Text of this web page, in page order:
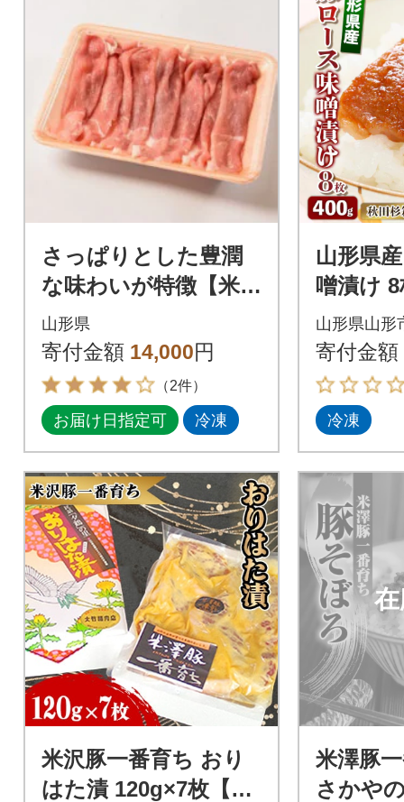
さっぱりとした豊潤
な味わいが特徴【米澤
豚一番育ち】 豚モモ
しゃぶしゃぶ用(1500
g)
山形県
寄付金額 14,000円
（2件）
お届け日指定可 冷凍
山形県
噌漬け 8
杉箱入
山形県山形
寄付金額
冷凍
米沢豚一番育ち おり
はた漬 120g×7枚【S4
米澤豚
さかや